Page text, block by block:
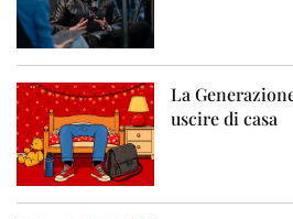
La
uscire di casa